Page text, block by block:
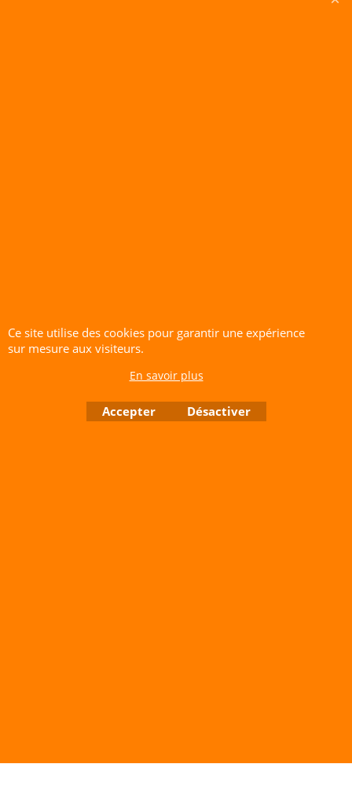
Ce site utilise des cookies pour garantir une expérience
sur mesure aux visiteurs.
En savoir plus
Accepter Désactiver